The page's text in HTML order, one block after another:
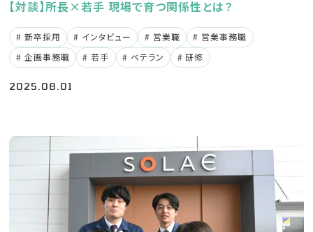
【対談】所長×若手 現場で育つ関係性とは？
新卒採用 インタビュー 営業職
営業事務職
企画事務職
若手 ベテラン 研修
2025.08.01